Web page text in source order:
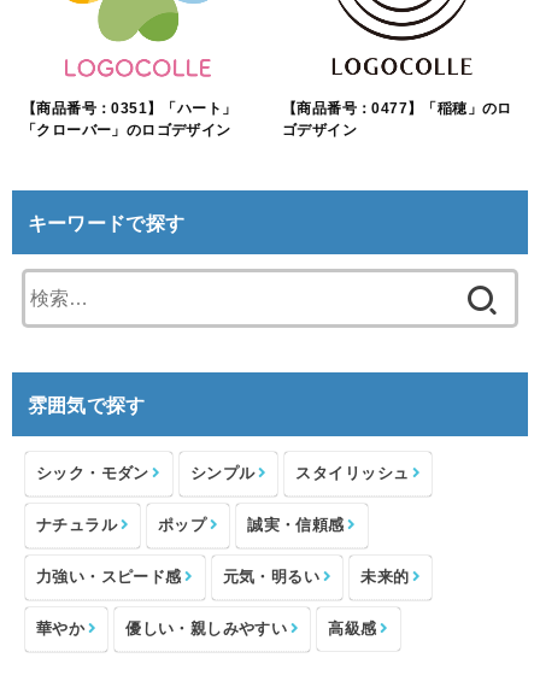
【商品番号：0351】「ハート」
「クローバー」のロゴデザイン
【商品番号：0477】「稲穂」のロ
ゴデザイン
キーワードで探す
索:
雰囲気で探す
シック・モダン シンプル スタイリッシュ
ナチュラル ポップ 誠実・信頼感
力強い・スピード感 元気・明るい 未来的
華やか 優しい・親しみやすい 高級感